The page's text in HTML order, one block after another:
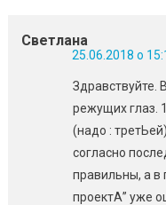
Светлана
25.06.2018 о
Здравствуйте.
режущих глаз.
(надо :
согласно
правильны, а в
проектА” уже